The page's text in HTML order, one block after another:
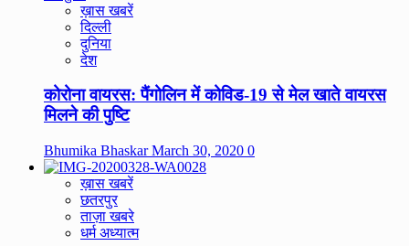
ख़ास खबरें
दिल्ली
दुनिया
देश
कोरोना वायरस: पैंगोलिन में कोविड-19 से मेल खाते वायरस
मिलने की पुष्टि
Bhumika BhaskarMarch 30, 2020 0
ख़ास खबरें
छतरपुर
ताज़ा खबरे
धर्म अध्यात्म